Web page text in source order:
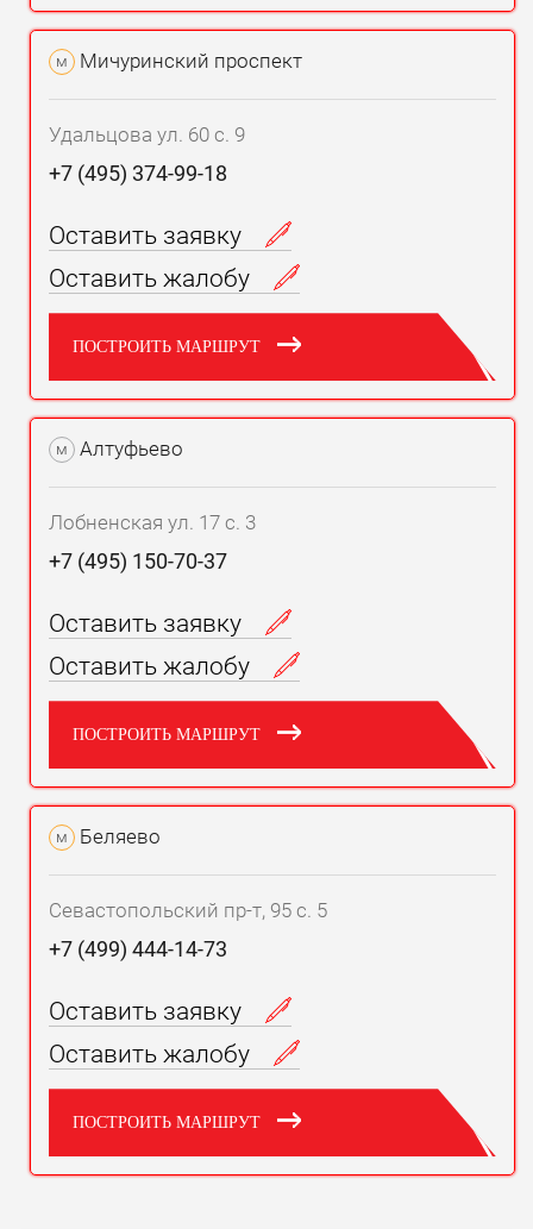
м Мичуринский проспект
Удальцова ул. 60 с. 9
+7 (495) 374-99-18
Оставить заявку
Оставить жалобу
ПОСТРОИТЬ МАРШРУТ
м Алтуфьево
Лобненская ул. 17 с. 3
+7 (495) 150-70-37
Оставить заявку
Оставить жалобу
ПОСТРОИТЬ МАРШРУТ
м Беляево
Севастопольский пр-т, 95 с. 5
+7 (499) 444-14-73
Оставить заявку
Оставить жалобу
ПОСТРОИТЬ МАРШРУТ